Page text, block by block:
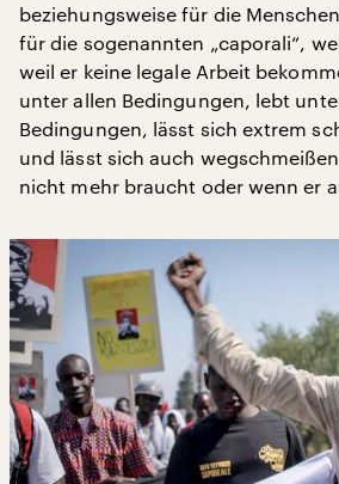
beziehungsweise für die
für die sogenannten „caporali“,
weil er keine legale Arbeit
unter allen Bedingungen, lebt
Bedingungen, lässt sich extrem
und lässt sich auch
nicht mehr braucht oder wenn er